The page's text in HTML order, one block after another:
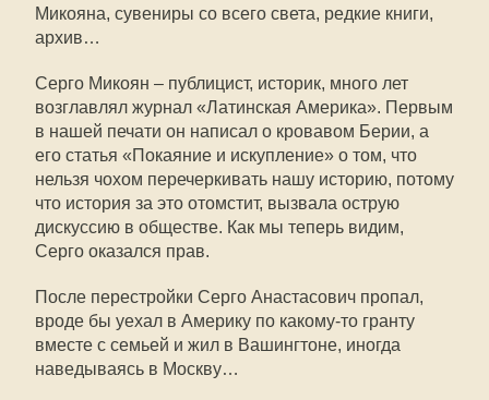
Микояна, сувениры со всего света, редкие книги,
архив…
Серго Микоян – публицист, историк, много лет
возглавлял журнал «Латинская Америка». Первым
в нашей печати он написал о кровавом Берии, а
его статья «Покаяние и искупление» о том, что
нельзя чохом перечеркивать нашу историю, потому
что история за это отомстит, вызвала острую
дискуссию в обществе. Как мы теперь видим,
Серго оказался прав.
После перестройки Серго Анастасович пропал,
вроде бы уехал в Америку по какому-то гранту
вместе с семьей и жил в Вашингтоне, иногда
наведываясь в Москву…